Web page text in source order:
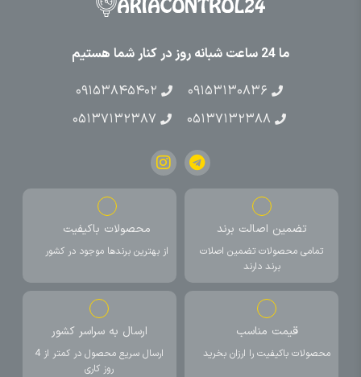
ما 24 ساعت شبانه روز در کنار شما هستیم
۰۹۱۵۳۱۳۰۸۳۶
۰۹۱۵۳۸۴۵۴۰۲
۰۵۱۳۷۱۳۲۳۸۸
۰۵۱۳۷۱۳۲۳۸۷
تضمین اصالت برند
تمامی محصولات تضمین اصلات
برند دارند
محصولات باکیفیت
از بهترین برندها موجود در کشور
قیمت مناسب
محصولات باکیفیت را ارزان بخرید
ارسال به سراسر کشور
ارسال سریع محصول در کمتر از 4
روز کاری